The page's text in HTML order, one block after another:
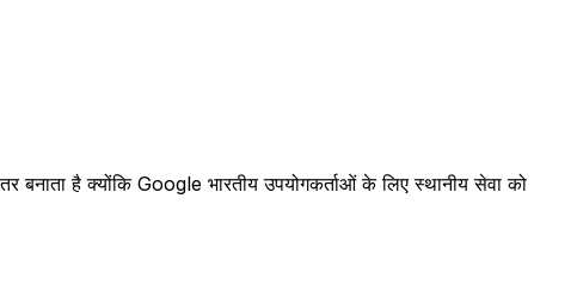
बनाता है क्योंकि Google भारतीय उपयोगकर्ताओं के लिए स्थानीय सेवा को